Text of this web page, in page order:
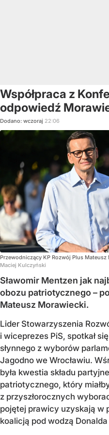
Współpraca z
odpowiedź
Dodano: wczoraj 22:06
Przewodniczący KP Rozwój Plus
Maciej Kulczyński
Sławomir Mentzen jak
obozu patriotycznego –
Mateusz Morawiecki.
Lider Stowarzyszenia
i wiceprezes PiS, spotkał
słynnego z wyborów
Jagodno we Wrocławiu.
była kwestia składu
patriotycznego, który
z przyszłorocznych
pojętej prawicy uzyskają w
koalicją pod wodzą Donalda